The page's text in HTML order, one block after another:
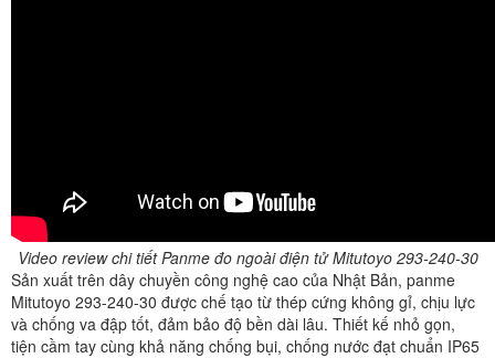
Video review chi tiết Panme đo ngoài điện tử Mitutoyo 293-240-30
Sản xuất trên dây chuyền công nghệ cao của Nhật Bản, panme
Mitutoyo 293-240-30 được chế tạo từ thép cứng không gỉ, chịu lực
và chống va đập tốt, đảm bảo độ bền dài lâu. Thiết kế nhỏ gọn,
tiện cầm tay cùng khả năng chống bụi, chống nước đạt chuẩn IP65